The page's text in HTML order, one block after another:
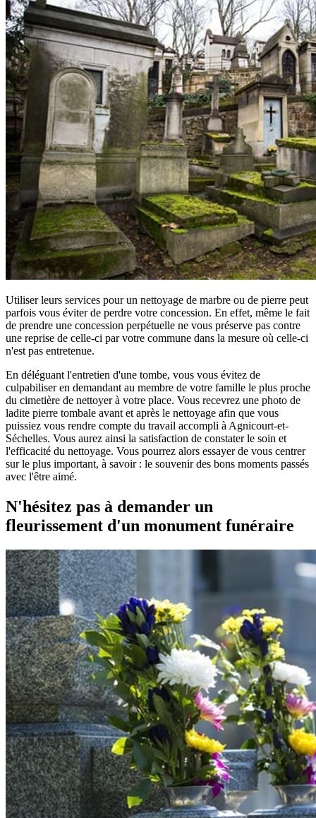
Utiliser leurs services pour un nettoyage de marbre ou de pierre peut
parfois vous éviter de perdre votre concession. En effet, même le fait
de prendre une concession perpétuelle ne vous préserve pas contre
une reprise de celle-ci par votre commune dans la mesure où celle-ci
n'est pas entretenue.
En déléguant l'entretien d'une tombe, vous vous évitez de
culpabiliser en demandant au membre de votre famille le plus proche
du cimetière de nettoyer à votre place. Vous recevrez une photo de
ladite pierre tombale avant et après le nettoyage afin que vous
puissiez vous rendre compte du travail accompli à Agnicourt-et-
Séchelles. Vous aurez ainsi la satisfaction de constater le soin et
l'efficacité du nettoyage. Vous pourrez alors essayer de vous centrer
sur le plus important, à savoir : le souvenir des bons moments passés
avec l'être aimé.
N'hésitez pas à demander un
fleurissement d'un monument funéraire